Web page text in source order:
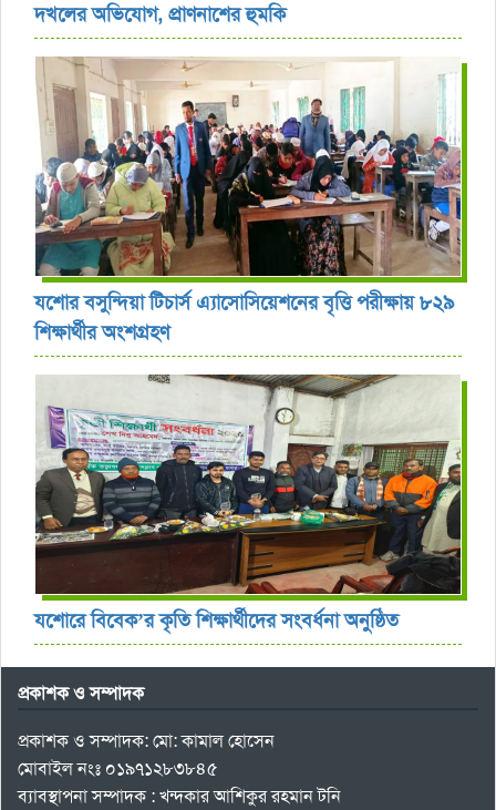
দখলের অভিযোগ, প্রাণনাশের হুমকি
যশোর বসুন্দিয়া টিচার্স এ্যাসোসিয়েশনের বৃত্তি পরীক্ষায় ৮২৯
শিক্ষার্থীর অংশগ্রহণ
যশোরে বিবেক’র কৃতি শিক্ষার্থীদের সংবর্ধনা অনুষ্ঠিত
প্রকাশক ও সম্পাদক
প্রকাশক ও সম্পাদক: মো: কামাল হোসেন
মোবাইল নংঃ ০১৯৭১২৮৩৮৪৫
ব্যাবস্থাপনা সম্পাদক : খন্দকার আশিকুর রহমান টনি